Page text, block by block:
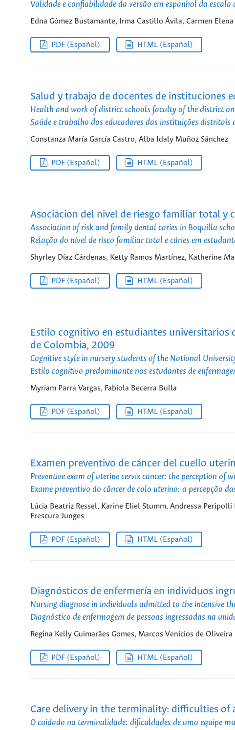
Validade e confiabilidade da versão em espanhol da
Edna Gómez Bustamante, Irma Castillo Ávila, Carmen
PDF (Español) HTML (Español)
Salud y trabajo de docentes de instituciones
Health and work of district schools faculty of the district
Saúde e trabalho dos educadores das instituições distritais
Constanza María García Castro, Alba Idaly Muñoz Sánchez
PDF (Español) HTML (Español)
Asociacion del nivel de riesgo familiar total y
Association of risk and family dental caries in Boquilla
Relação do nível de risco familiar total e cáries em
Shyrley Díaz Cárdenas, Ketty Ramos Martínez, Katherine
PDF (Español) HTML (Español)
Estilo cognitivo en estudiantes universitarios
de Colombia, 2009
Cognitive style in nursery students of the National
Estilo cognitivo predominante nos estudantes de
Myriam Parra Vargas, Fabiola Becerra Bulla
PDF (Español) HTML (Español)
Examen preventivo de cáncer del cuello
Preventive exam of uterine cervix cancer: the perception of
Exame preventivo do câncer de colo uterino: a percepção
Lúcia Beatriz Ressel, Karine Eliel Stumm, Andressa
Frescura Junges
PDF (Español) HTML (Español)
Diagnósticos de enfermería en individuos
Nursing diagnose in individuals admitted to the intensive
Diagnóstico de enfermagem de pessoas ingressadas na
Regina Kelly Guimarães Gomes, Marcos Venícios de Oliveira
PDF (Español) HTML (Español)
Care delivery in the terminality: difficulties
O cuidado na terminalidade: dificuldades de uma equipe